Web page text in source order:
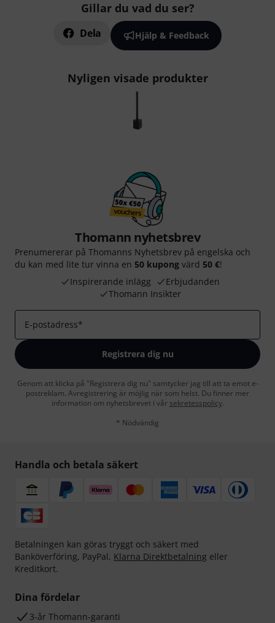
Gillar du vad du ser?
Dela Hjälp & Feedback
Nyligen visade produkter
Thomann nyhetsbrev
Prenumererar på Thomanns Nyhetsbrev på engelska och
du kan med lite tur vinna en 50 kupong värd 50 €!
Inspirerande inlägg
Erbjudanden
Thomann Insikter
E-postadress*
Registrera dig nu
Genom att klicka på "Registrera dig nu" samtycker jag till att ta emot e-
postreklam. Avregistrering är möjlig när som helst. Du finner mer
information om nyhetsbrevet i vår sekretesspolicy.
* Nödvändig
Handla och betala säkert
Betalningen kan göras tryggt och säkert med
Banköverföring, PayPal, Klarna Direktbetalning eller
Kreditkort.
Dina fördelar
3-år Thomann-garanti